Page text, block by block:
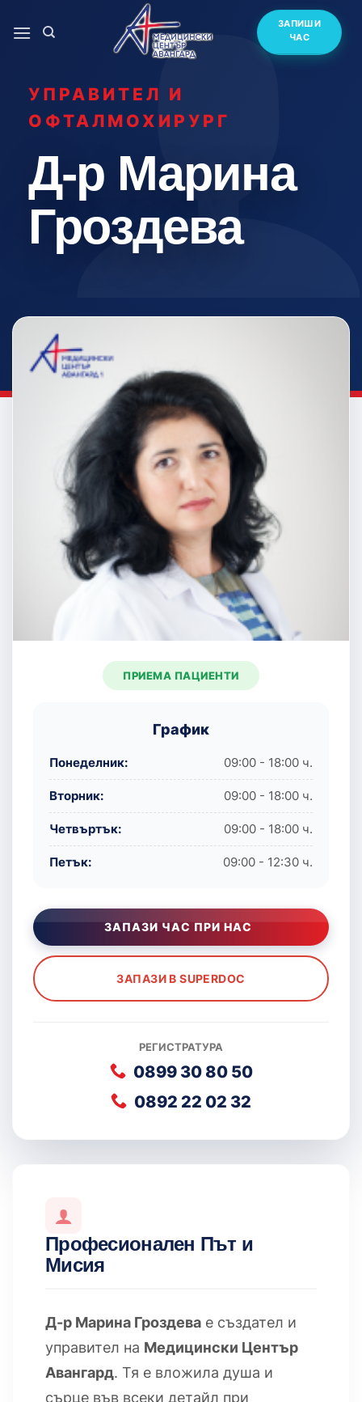
ЗАПИШИ
ЧАС
УПРАВИТЕЛ И
ОФТАЛМОХИРУРГ
Д-р Марина
Гроздева
ПРИЕМА ПАЦИЕНТИ
График
Понеделник: 09:00 - 18:00 ч.
Вторник: 09:00 - 18:00 ч.
Четвъртък: 09:00 - 18:00 ч.
Петък: 09:00 - 12:30 ч.
ЗАПАЗИ ЧАС ПРИ НАС
ЗАПАЗИ В SUPERDOC
РЕГИСТРАТУРА
0899 30 80 50
0892 22 02 32
Професионален Път и
Мисия
Д-р Марина Гроздева е създател и
управител на Медицински Център
Авангард. Тя е вложила душа и
сърце във всеки детайл при